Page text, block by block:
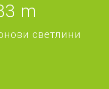
m
светлини